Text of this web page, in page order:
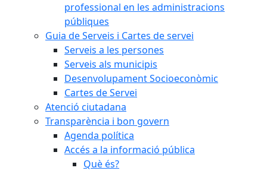
professional en les administracions
públiques
Guia de Serveis i Cartes de servei
Serveis a les persones
Serveis als municipis
Desenvolupament Socioeconòmic
Cartes de Servei
Atenció ciutadana
Transparència i bon govern
Agenda política
Accés a la informació pública
Què és?